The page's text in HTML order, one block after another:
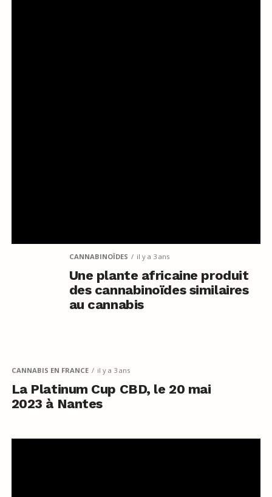
CANNABINOÏDES il y a 3 ans
Une plante africaine produit
des cannabinoïdes similaires
au cannabis
CANNABIS EN FRANCE il y a 3 ans
La Platinum Cup CBD, le 20 mai
2023 à Nantes